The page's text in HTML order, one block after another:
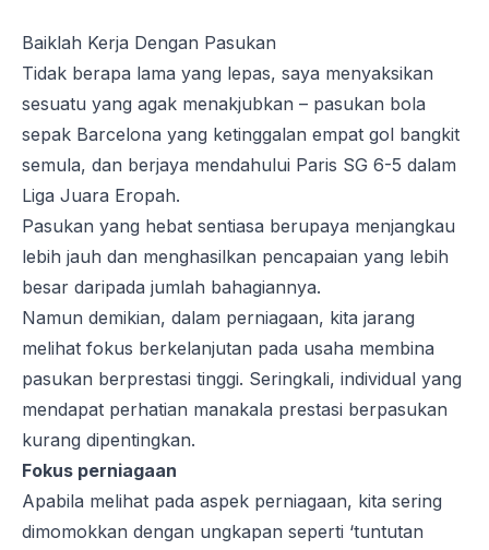
Baiklah Kerja Dengan Pasukan
Tidak berapa lama yang lepas, saya menyaksikan
sesuatu yang agak menakjubkan – pasukan bola
sepak Barcelona yang ketinggalan empat gol bangkit
semula, dan berjaya mendahului Paris SG 6-5 dalam
Liga Juara Eropah.
Pasukan yang hebat sentiasa berupaya menjangkau
lebih jauh dan menghasilkan pencapaian yang lebih
besar daripada jumlah bahagiannya.
Namun demikian, dalam perniagaan, kita jarang
melihat fokus berkelanjutan pada usaha membina
pasukan berprestasi tinggi. Seringkali, individual yang
mendapat perhatian manakala prestasi berpasukan
kurang dipentingkan.
Fokus perniagaan
Apabila melihat pada aspek perniagaan, kita sering
dimomokkan dengan ungkapan seperti ‘tuntutan